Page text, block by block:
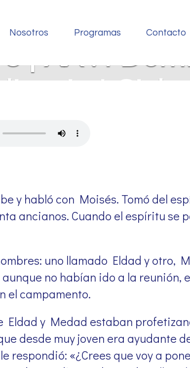
Nosotros Programas Contacto
| XXVI
| Ciclo
y habló con Moisés. Tomó del
ancianos. Cuando el espíritu se
uno llamado Eldad y otro,
no habían ido a la reunión,
el campamento.
Eldad y Medad estaban
desde muy joven era ayudante
respondió: «¿Crees que voy a